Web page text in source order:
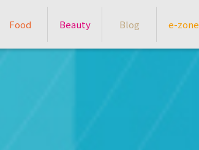
Food Beauty Blog e-zone